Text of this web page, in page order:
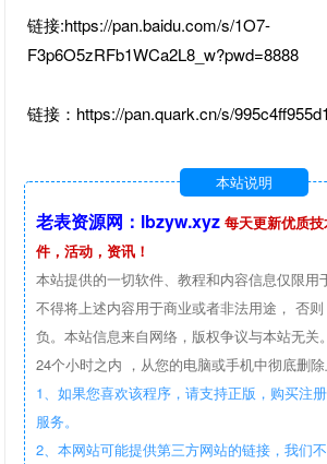
链接:https://pan.baidu.com/s/1O7-
F3p6O5zRFb1WCa2L8_w?pwd=8888
链接：https://pan.quark.cn/s/995c4ff955d1
本站说明
老表资源网：lbzyw.xyz 每天更新优质
件，活动，资讯！
本站提供的一切软件、教程和内容信息仅限用
不得将上述内容用于商业或者非法用途， 否
负。本站信息来自网络，版权争议与本站无关
24个小时之内 ，从您的电脑或手机中彻底删除
1、如果您喜欢该程序，请支持正版，购买注
服务。
2、本网站可能提供第三方网站的链接，我们